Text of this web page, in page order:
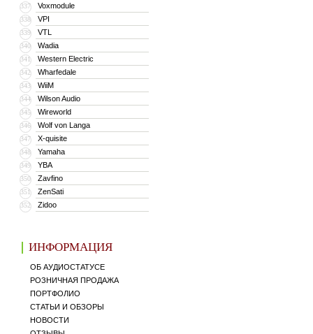
337 Voxmodule
338 VPI
339 VTL
340 Wadia
341 Western Electric
342 Wharfedale
343 WiiM
344 Wilson Audio
345 Wireworld
346 Wolf von Langa
347 X-quisite
348 Yamaha
349 YBA
350 Zavfino
351 ZenSati
352 Zidoo
ИНФОРМАЦИЯ
ОБ АУДИОСТАТУСЕ
РОЗНИЧНАЯ ПРОДАЖА
ПОРТФОЛИО
СТАТЬИ И ОБЗОРЫ
НОВОСТИ